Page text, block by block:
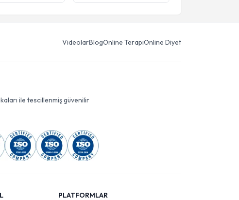
VideolarBlogOnline TerapiOnline Diyet
ile tescillenmiş güvenilir
PLATFORMLAR